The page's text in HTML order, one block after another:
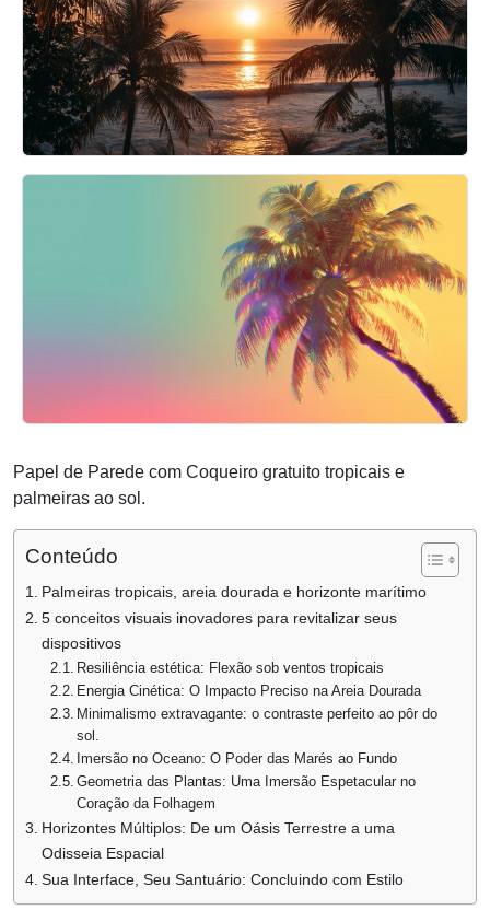
Papel de Parede com Coqueiro gratuito tropicais e
palmeiras ao sol.
Conteúdo
Palmeiras tropicais, areia dourada e horizonte marítimo
5 conceitos visuais inovadores para revitalizar seus
dispositivos
Resiliência estética: Flexão sob ventos tropicais
Energia Cinética: O Impacto Preciso na Areia Dourada
Minimalismo extravagante: o contraste perfeito ao pôr do
sol.
Imersão no Oceano: O Poder das Marés ao Fundo
Geometria das Plantas: Uma Imersão Espetacular no
Coração da Folhagem
Horizontes Múltiplos: De um Oásis Terrestre a uma
Odisseia Espacial
Sua Interface, Seu Santuário: Concluindo com Estilo